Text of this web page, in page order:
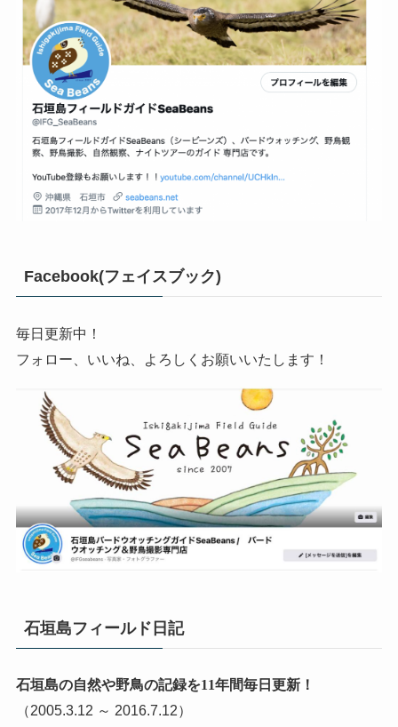
Facebook(フェイスブック)
毎日更新中！
フォロー、いいね、よろしくお願いいたします！
石垣島フィールド日記
石垣島の自然や野鳥の記録を11年間毎日更新！
（2005.3.12 ～ 2016.7.12）